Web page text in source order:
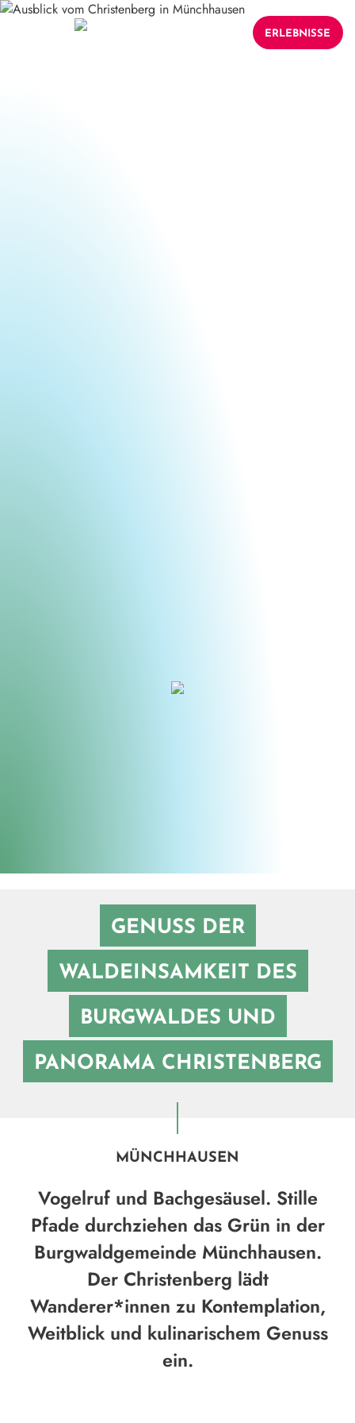
ERLEBNISSE
GENUSS DER
WALDEINSAMKEIT DES
BURGWALDES UND
PANORAMA CHRISTENBERG
MÜNCHHAUSEN
Vogelruf und Bachgesäusel. Stille
Pfade durchziehen das Grün in der
Burgwaldgemeinde Münchhausen.
Der Christenberg lädt
Wanderer*innen zu Kontemplation,
Weitblick und kulinarischem Genuss
ein.